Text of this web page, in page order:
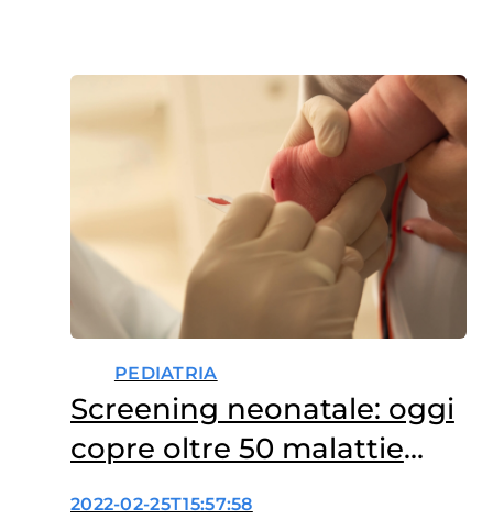
PEDIATRIA
Screening neonatale: oggi
copre oltre 50 malattie
rare
2022-02-25T15:57:58